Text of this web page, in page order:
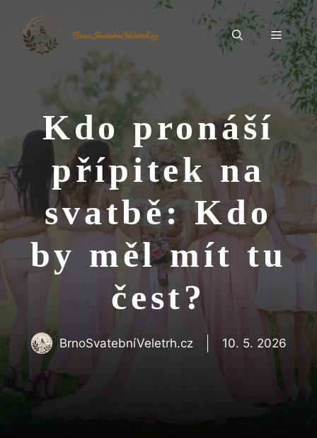
obsah
BrnoSvatebníVeletrh.cz Menu
Kdo pronáší
přípitek na
svatbě: Kdo
by měl mít tu
čest?
BrnoSvatebníVeletrh.cz 10. 5. 2026